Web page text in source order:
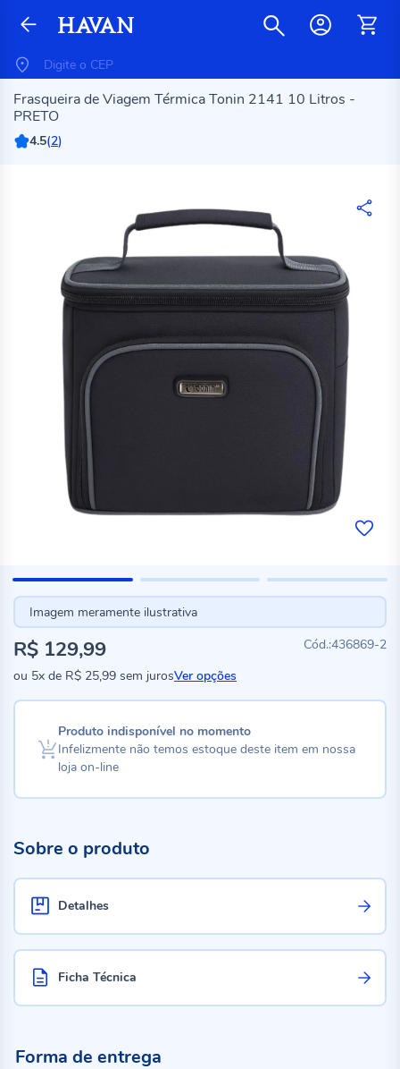
Frasqueira de Viagem Térmica Tonin 2141 10 Litros -
PRETO
4.5(2)
Imagem meramente ilustrativa
436869-2
R$ 129,99
ou 5x de R$ 25,99 sem jurosVer opções
Produto indisponível no momento
Infelizmente não temos estoque deste item em nossa
loja on-line
Sobre o produto
Detalhes
Ficha Técnica
Forma de entrega